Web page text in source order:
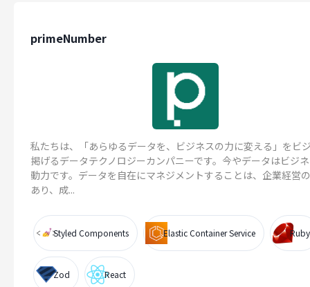
primeNumber
私たちは、「あらゆるデータを、ビジネスの力に変える」をビ
掲げるデータテクノロジーカンパニーです。今やデータはビジ
動力です。データを自在にマネジメントすることは、企業経営
あり、成...
Styled Components Elastic Container Service Ruby
Zod React